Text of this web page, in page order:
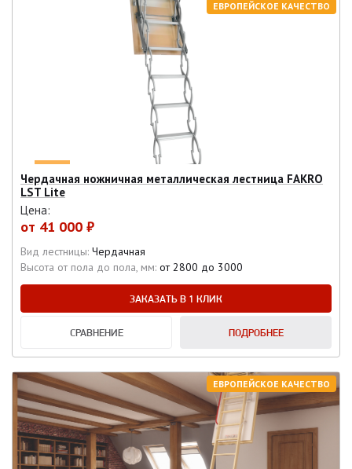
ЕВРОПЕЙСКОЕ КАЧЕСТВО
Чердачная ножничная металлическая лестница FAKRO
LST Lite
Цена:
от 41 000 ₽
Вид лестницы: Чердачная
Высота от пола до пола, мм: от 2800 до 3000
ЗАКАЗАТЬ В 1 КЛИК
СРАВНЕНИЕ ПОДРОБНЕЕ
ЕВРОПЕЙСКОЕ КАЧЕСТВО